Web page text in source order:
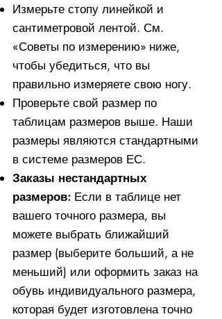
Измерьте стопу линейкой и
сантиметровой лентой. См.
«Советы по измерению» ниже,
чтобы убедиться, что вы
правильно измеряете свою ногу. ​​
Проверьте свой размер по
таблицам размеров выше. Наши
размеры являются стандартными
в системе размеров ЕС.
Заказы нестандартных
размеров: Если в таблице нет
вашего точного размера, вы
можете выбрать ближайший
размер (выберите больший, а не
меньший) или оформить заказ на
обувь индивидуального размера,
которая будет изготовлена ​​точно